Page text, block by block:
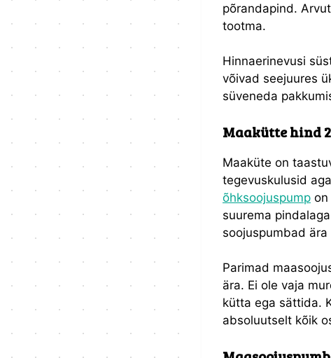
põrandapind.
tootma.
Hinnaerinevusi
võivad seejuures
süveneda
Maakütte hind
Maaküte on
tegevuskulusid
õhksoojuspump on
suurema
soojuspumbad
Parimad
ära. Ei ole vaja
kütta ega sättida.
absoluutselt kõik